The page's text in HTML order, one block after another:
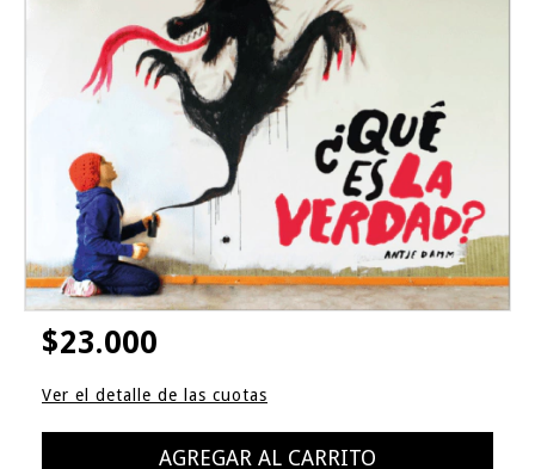
$23.000
Ver el detalle de las cuotas